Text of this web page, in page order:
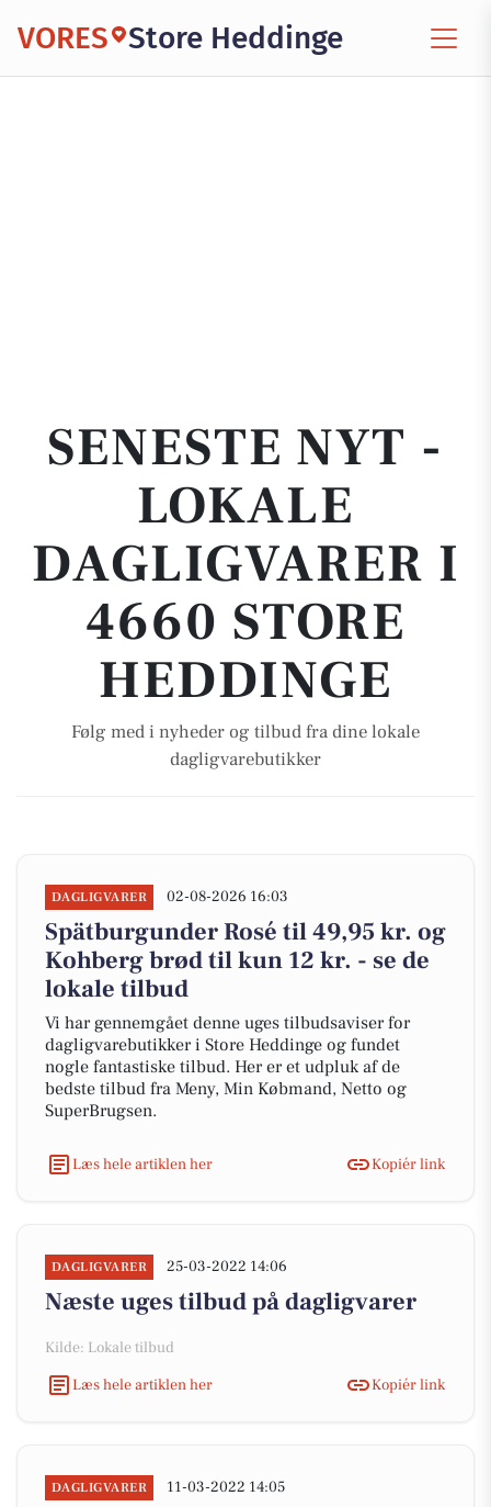
VORES Store Heddinge
SENESTE NYT -
LOKALE
DAGLIGVARER I
4660 STORE
HEDDINGE
Følg med i nyheder og tilbud fra dine lokale
dagligvarebutikker
DAGLIGVARER 02-08-2026 16:03
Spätburgunder Rosé til 49,95 kr. og
Kohberg brød til kun 12 kr. - se de
lokale tilbud
Vi har gennemgået denne uges tilbudsaviser for
dagligvarebutikker i Store Heddinge og fundet
nogle fantastiske tilbud. Her er et udpluk af de
bedste tilbud fra Meny, Min Købmand, Netto og
SuperBrugsen.
Læs hele artiklen her Kopiér link
DAGLIGVARER 25-03-2022 14:06
Næste uges tilbud på dagligvarer
Kilde: Lokale tilbud
Læs hele artiklen her
Kopiér link
DAGLIGVARER 11-03-2022 14:05